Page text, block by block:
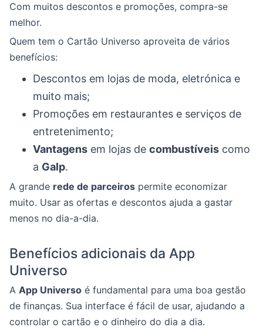
Com muitos descontos e promoções, compra-se
melhor.
Quem tem o Cartão Universo aproveita de vários
benefícios:
Descontos em lojas de moda, eletrónica e
muito mais;
Promoções em restaurantes e serviços de
entretenimento;
Vantagens em lojas de combustíveis como
a Galp.
A grande rede de parceiros permite economizar
muito. Usar as ofertas e descontos ajuda a gastar
menos no dia-a-dia.
Benefícios adicionais da App
Universo
A App Universo é fundamental para uma boa gestão
de finanças. Sua interface é fácil de usar, ajudando a
controlar o cartão e o dinheiro do dia a dia.